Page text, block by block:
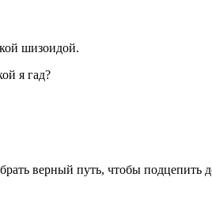
шизоидой.
я гад?
верный путь, чтобы подцепить